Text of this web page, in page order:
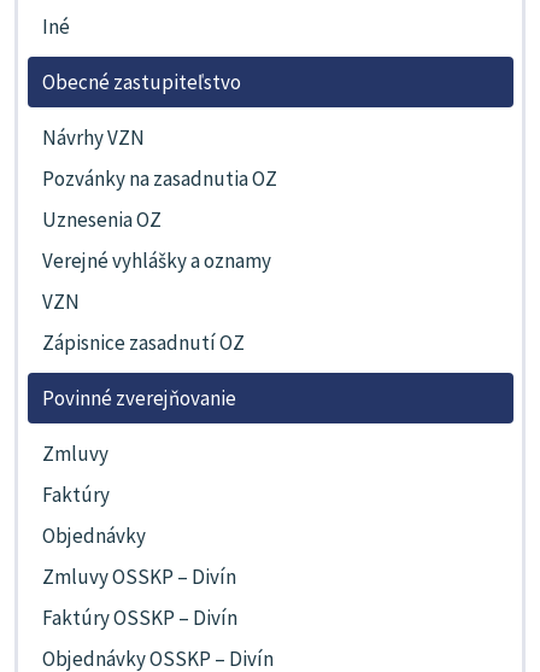
Iné
Obecné zastupiteľstvo
Návrhy VZN
Pozvánky na zasadnutia OZ
Uznesenia OZ
Verejné vyhlášky a oznamy
VZN
Zápisnice zasadnutí OZ
Povinné zverejňovanie
Zmluvy
Faktúry
Objednávky
Zmluvy OSSKP – Divín
Faktúry OSSKP – Divín
Objednávky OSSKP – Divín